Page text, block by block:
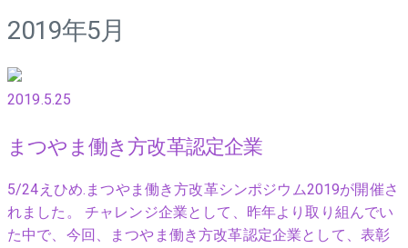
2019年5月
2019.5.25
まつやま働き方改革認定企業
5/24えひめ.まつやま働き方改革シンポジウム2019が開催さ
れました。 チャレンジ企業として、昨年より取り組んでい
た中で、今回、まつやま働き方改革認定企業として、表彰